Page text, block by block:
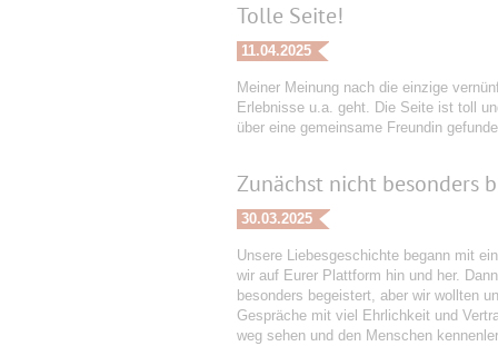
Tolle Seite!
11.04.2025
Meiner Meinung nach die einzige
Erlebnisse u.a. geht. Die Seite ist toll
über eine gemeinsame Freundin
Zunächst nicht besonders
30.03.2025
Unsere Liebesgeschichte begann mit
wir auf Eurer Plattform hin und her.
besonders begeistert, aber wir wollten
Gespräche mit viel Ehrlichkeit und
weg sehen und den Menschen